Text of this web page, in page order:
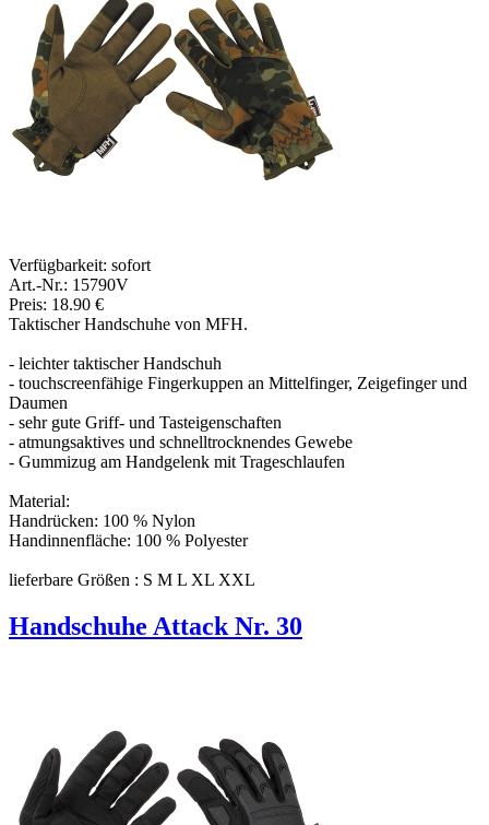
Verfügbarkeit: sofort
Art.-Nr.: 15790V
Preis: 18.90 €
Taktischer Handschuhe von MFH.
- leichter taktischer Handschuh
- touchscreenfähige Fingerkuppen an Mittelfinger, Zeigefinger und
Daumen
- sehr gute Griff- und Tasteigenschaften
- atmungsaktives und schnelltrocknendes Gewebe
- Gummizug am Handgelenk mit Trageschlaufen
Material:
Handrücken: 100 % Nylon
Handinnenfläche: 100 % Polyester
lieferbare Größen : S M L XL XXL
Handschuhe Attack Nr. 30